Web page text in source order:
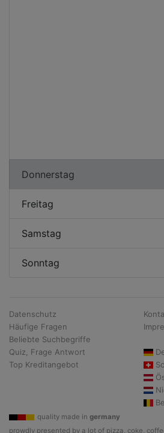
Donnerstag
Freitag
Samstag
Sonntag
Datenschutz
Häufige Fragen
Beliebte Suchbegriffe
Quiz, Frage Antwort
Top Kreditangebot
quality made in germany
prowdly presented by a lot of pizza, coke,